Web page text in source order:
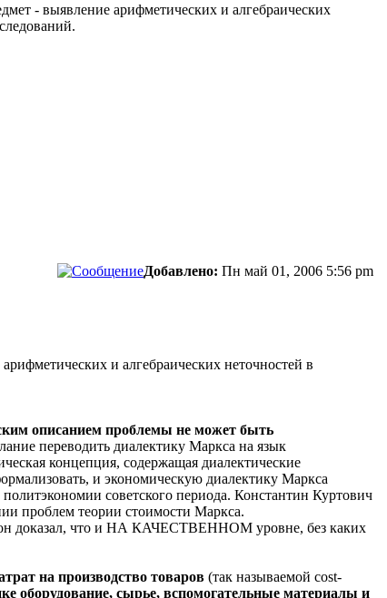
- выявление арифметических и алгебраических
Добавлено: Пн май 01, 2006 5:56 pm
и алгебраических неточностей в
описанием проблемы не может быть
переводить диалектику Маркса на язык
концепция, содержащая диалектические
и экономическую диалектику Маркса
советского периода. Константин Куртович
проблем теории стоимости Маркса.
он доказал, что и НА КАЧЕСТВЕННОМ уровне, без каких
на производство товаров (так называемой cost-
оборудование, сырье, вспомогательные материалы и